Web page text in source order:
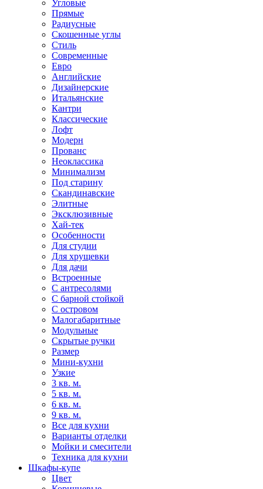
Угловые
Прямые
Радиусные
Скошенные углы
Стиль
Современные
Евро
Английские
Дизайнерские
Итальянские
Кантри
Классические
Лофт
Модерн
Прованс
Неоклассика
Минимализм
Под старину
Скандинавские
Элитные
Эксклюзивные
Хай-тек
Особенности
Для студии
Для хрущевки
Для дачи
Встроенные
С антресолями
С барной стойкой
С островом
Малогабаритные
Модульные
Скрытые ручки
Размер
Мини-кухни
Узкие
3 кв. м.
5 кв. м.
6 кв. м.
9 кв. м.
Все для кухни
Варианты отделки
Мойки и смесители
Техника для кухни
Шкафы-купе
Цвет